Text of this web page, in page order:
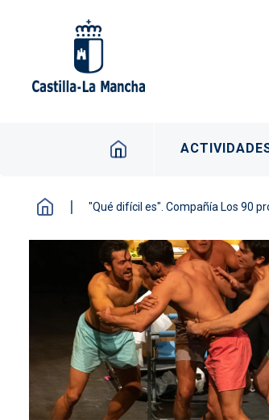
Navegación
"Qué difícil es". Compañía Los 90